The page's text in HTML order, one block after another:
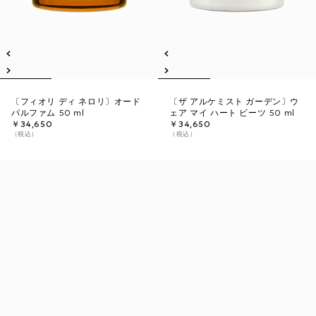
〔フィオリ ディ ネロリ〕オード
パルファム 50 ml
￥34,650
（税込）
〔ザ アルケミスト ガーデン〕ウ
ェア マイ ハート ビーツ 50 ml
￥34,650
（税込）